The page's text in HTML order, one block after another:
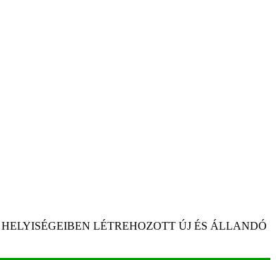
LÉTREHOZOTT ÚJ ÉS ÁLLANDÓ